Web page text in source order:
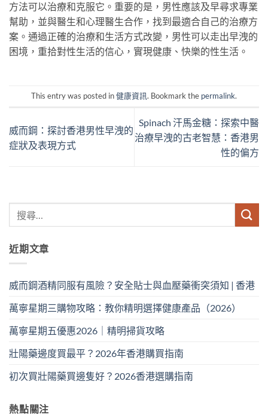
方法可以治療和克服它。重要的是，男性應該及早尋求專業
幫助，並與醫生和心理醫生合作，找到最適合自己的治療方
案。通過正確的治療和生活方式改變，男性可以走出早洩的
困境，重拾對性生活的信心，實現健康、快樂的性生活。
This entry was posted in健康資訊. Bookmark the permalink.
威而鋼：探討香港男性早洩的
症狀及表現方式
Spinach 汗馬金糖：探索中醫
治療早洩的古老智慧：香港男
性的偏方
近期文章
威而鋼酒精同服有風險？安全貼士與血壓藥衝突須知 | 香港
萬寧星期三購物攻略：教你精明選擇健康產品（2026）
萬寧星期五優惠2026｜精明掃貨攻略
壯陽藥邊度買最平？2026年香港購買指南
初次買壯陽藥買邊隻好？2026香港選購指南
熱點關注